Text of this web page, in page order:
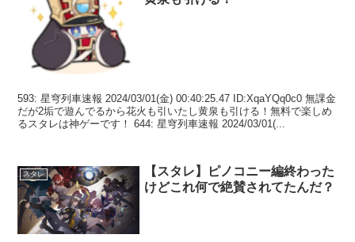
593: 星穹列車速報 2024/03/01(金) 00:40:25.47 ID:XqaYQq0c0 無課金
だが2垢で遊んでるから花火も引いたし黄泉も引ける！無料で楽しめ
るスタレは神ゲーです！ 644: 星穹列車速報 2024/03/01(...
スタレ
【スタレ】ピノコニー編終わった
けどこれ何で絶賛されてたんだ？